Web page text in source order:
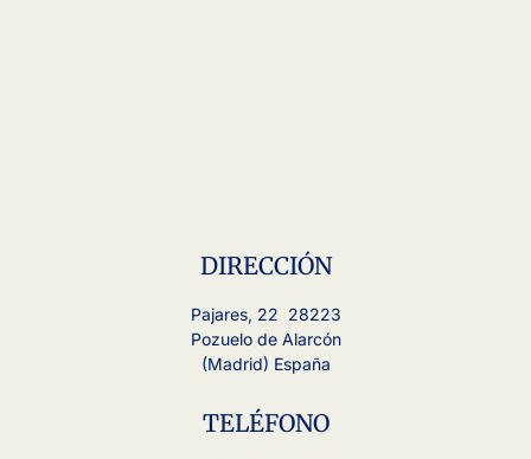
DIRECCIÓN
Pajares, 22 28223
Pozuelo de Alarcón
(Madrid) España
TELÉFONO